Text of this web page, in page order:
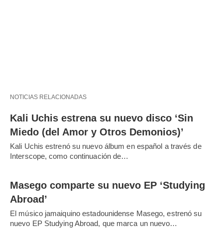
NOTICIAS RELACIONADAS
Kali Uchis estrena su nuevo disco ‘Sin
Miedo (del Amor y Otros Demonios)’
Kali Uchis estrenó su nuevo álbum en español a través de
Interscope, como continuación de…
Masego comparte su nuevo EP ‘Studying
Abroad’
El músico jamaiquino estadounidense Masego, estrenó su
nuevo EP Studying Abroad, que marca un nuevo…